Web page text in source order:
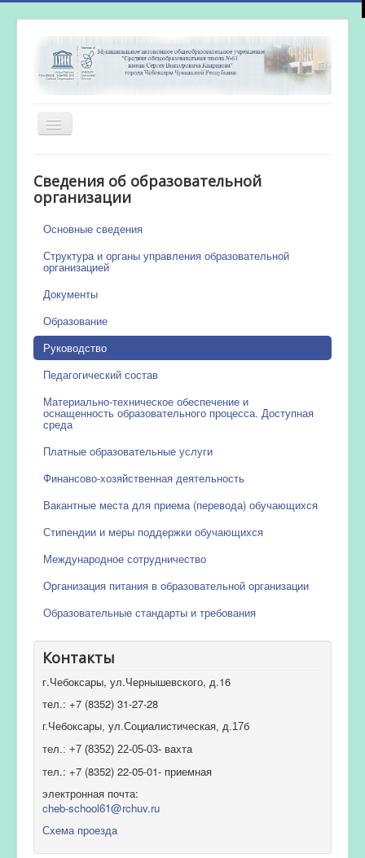
Включить/
выключить
Новости
Сведения об образовательной
организации
Основные сведения
Структура и органы управления образовательной
организацией
Документы
Образование
Руководство
Педагогический состав
Материально-техническое обеспечение и
оснащенность образовательного процесса. Доступная
среда
Платные образовательные услуги
Финансово-хозяйственная деятельность
Вакантные места для приема (перевода) обучающихся
Стипендии и меры поддержки обучающихся
Международное сотрудничество
Организация питания в образовательной организации
Образовательные стандарты и требования
Контакты
г.Чебоксары, ул.Чернышевского, д.16
тел.: +7 (8352) 31-27-28
г.Чебоксары, ул.Социалистическая, д.17б
тел.: +7 (8352) 22-05-03- вахта
тел.: +7 (8352) 22-05-01- приемная
электронная почта:
cheb-school61@rchuv.ru
Схема проезда